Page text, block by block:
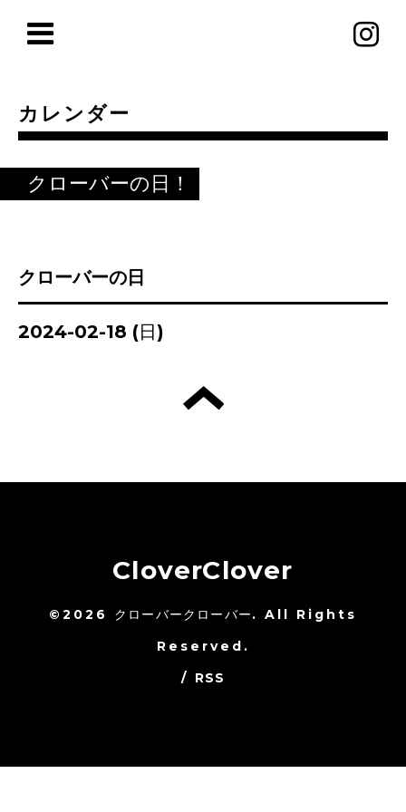
カレンダー
クローバーの日！
クローバーの日
2024-02-18 (日)
CloverClover
©2026 クローバークローバー. All Rights
Reserved.
/ RSS